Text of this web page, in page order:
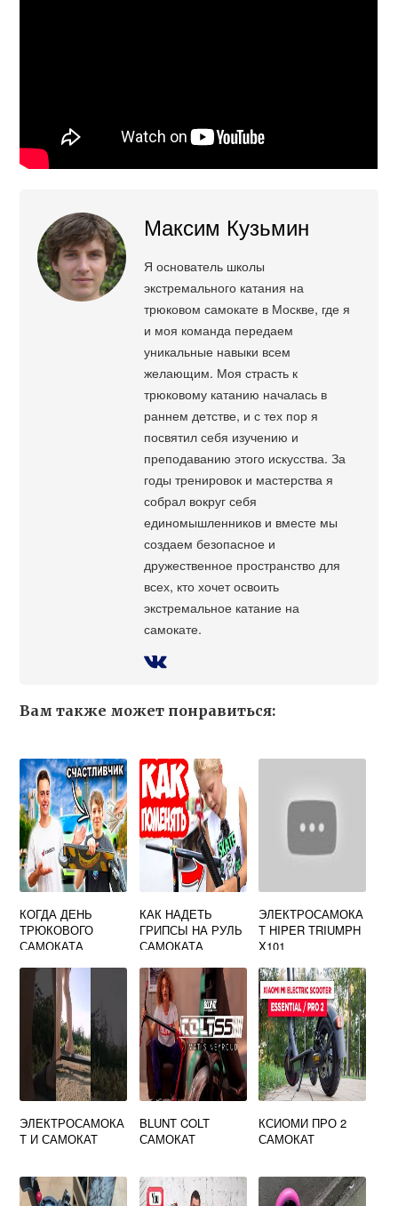
Максим Кузьмин
Я основатель школы
экстремального катания на
трюковом самокате в Москве, где я
и моя команда передаем
уникальные навыки всем
желающим. Моя страсть к
трюковому катанию началась в
раннем детстве, и с тех пор я
посвятил себя изучению и
преподаванию этого искусства. За
годы тренировок и мастерства я
собрал вокруг себя
единомышленников и вместе мы
создаем безопасное и
дружественное пространство для
всех, кто хочет освоить
экстремальное катание на
самокате.
Вам также может понравиться:
КОГДА ДЕНЬ
ТРЮКОВОГО
САМОКАТА
КАК НАДЕТЬ
ГРИПСЫ НА РУЛЬ
САМОКАТА
ЭЛЕКТРОСАМОКА
Т HIPER TRIUMPH
X101
ЭЛЕКТРОСАМОКА
Т И САМОКАТ
BLUNT COLT
САМОКАТ
КСИОМИ ПРО 2
САМОКАТ